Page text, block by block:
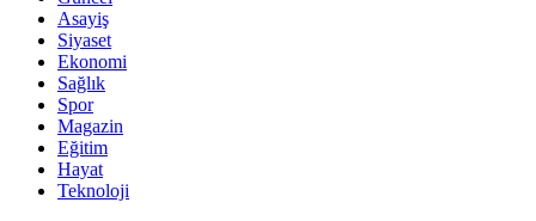
Asayiş
Siyaset
Ekonomi
Sağlık
Spor
Magazin
Eğitim
Hayat
Teknoloji